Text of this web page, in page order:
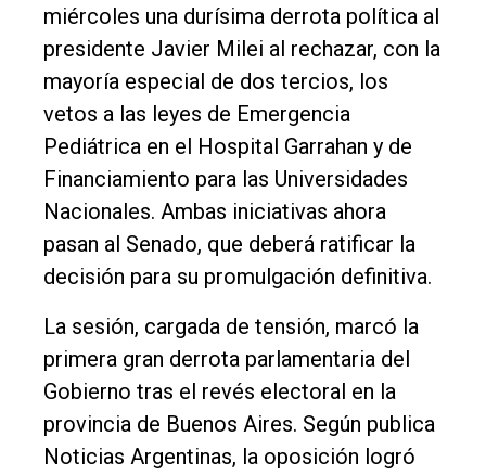
Rural
Deportes
Fúnebres
Edición
Empresa
Nosotros
Contacto
miércoles una durísima derrota política al
presidente Javier Milei al rechazar, con la
mayoría especial de dos tercios, los
vetos a las leyes de Emergencia
Pediátrica en el Hospital Garrahan y de
Financiamiento para las Universidades
Nacionales. Ambas iniciativas ahora
pasan al Senado, que deberá ratificar la
decisión para su promulgación definitiva.
La sesión, cargada de tensión, marcó la
primera gran derrota parlamentaria del
Gobierno tras el revés electoral en la
provincia de Buenos Aires. Según publica
Noticias Argentinas, la oposición logró